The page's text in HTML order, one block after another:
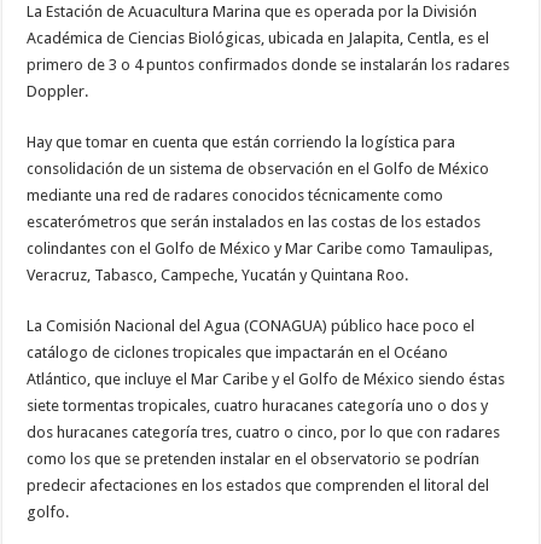
La Estación de Acuacultura Marina que es operada por la División
Académica de Ciencias Biológicas, ubicada en Jalapita, Centla, es el
primero de 3 o 4 puntos confirmados donde se instalarán los radares
Doppler.
Hay que tomar en cuenta que están corriendo la logística para
consolidación de un sistema de observación en el Golfo de México
mediante una red de radares conocidos técnicamente como
escaterómetros que serán instalados en las costas de los estados
colindantes con el Golfo de México y Mar Caribe como Tamaulipas,
Veracruz, Tabasco, Campeche, Yucatán y Quintana Roo.
La Comisión Nacional del Agua (CONAGUA) público hace poco el
catálogo de ciclones tropicales que impactarán en el Océano
Atlántico, que incluye el Mar Caribe y el Golfo de México siendo éstas
siete tormentas tropicales, cuatro huracanes categoría uno o dos y
dos huracanes categoría tres, cuatro o cinco, por lo que con radares
como los que se pretenden instalar en el observatorio se podrían
predecir afectaciones en los estados que comprenden el litoral del
golfo.